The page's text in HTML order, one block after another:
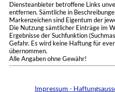
Diensteanbieter betroffene Links
entfernen. Sämtliche in
Markenzeichen sind Eigentum der
Die Nutzung sämtlicher Einträge im
Ergebnisse der Suchfunktion
Gefahr. Es wird keine Haftung für
übernommen.
Alle Angaben ohne Gewähr!
Impressum -